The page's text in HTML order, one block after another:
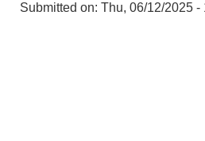
Submitted on: Thu, 06/12/2025 -